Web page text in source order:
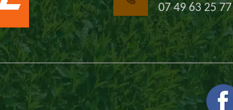
07 49 63 25 77